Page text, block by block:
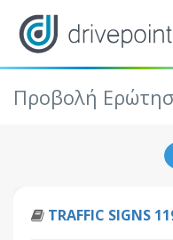
Προβολή
TRAFFIC SIGNS